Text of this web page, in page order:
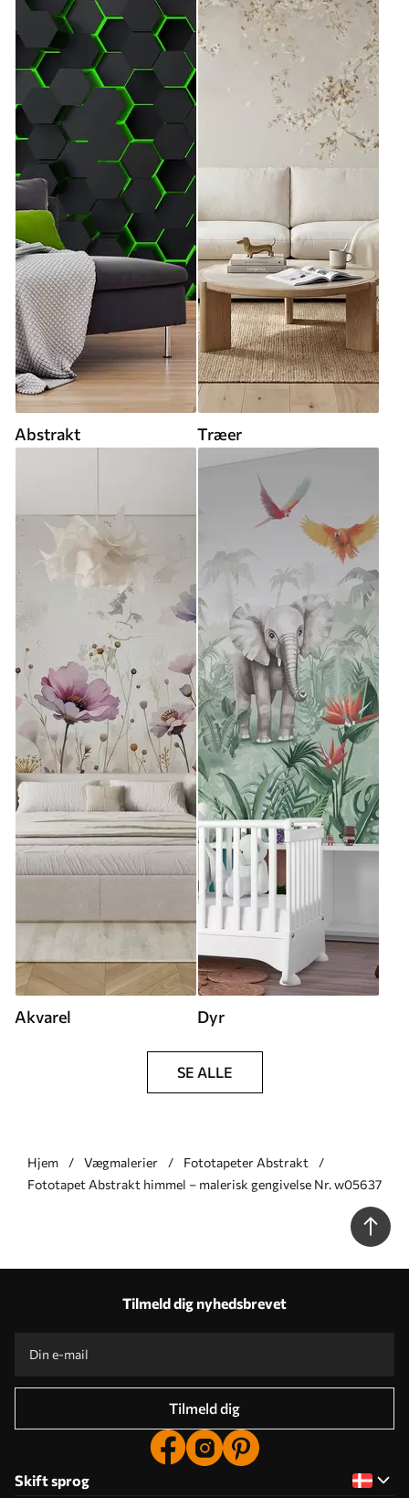
Abstrakt Træer
Akvarel Dyr
SE ALLE
Hjem Vægmalerier
Fototapeter Abstrakt
Fototapet Abstrakt himmel – malerisk gengivelse Nr. w05637
Tilmeld dig nyhedsbrevet
Tilmeld dig
Skift sprog